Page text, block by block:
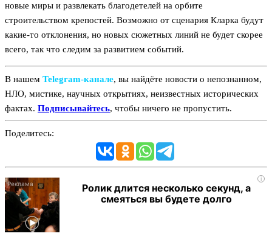
новые миры и развлекать благодетелей на орбите
строительством крепостей. Возможно от сценария Кларка будут
какие-то отклонения, но новых сюжетных линий не будет скорее
всего, так что следим за развитием событий.
В нашем Telegram‑канале, вы найдёте новости о непознанном,
НЛО, мистике, научных открытиях, неизвестных исторических
фактах. Подписывайтесь, чтобы ничего не пропустить.
Поделитесь:
i
Ролик длится несколько секунд, а
смеяться вы будете долго